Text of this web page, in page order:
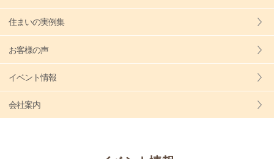
住まいの実例集
お客様の声
イベント情報
会社案内